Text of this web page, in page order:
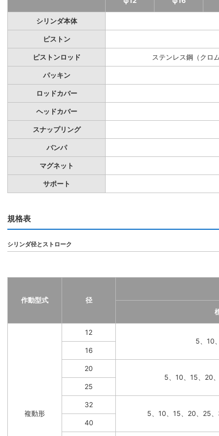
シリンダ本体
ピストン
ピストンロッド ステンレス鋼（クロ
パッキン
ロッドカバー
ヘッドカバー
スナップリング
バンパ
マグネット
サポート
規格表
シリンダ径とストローク
作動型式
径
複動形
12
5、10
16
20
5、10、15、20
25
32
5、10、15、20、25
40